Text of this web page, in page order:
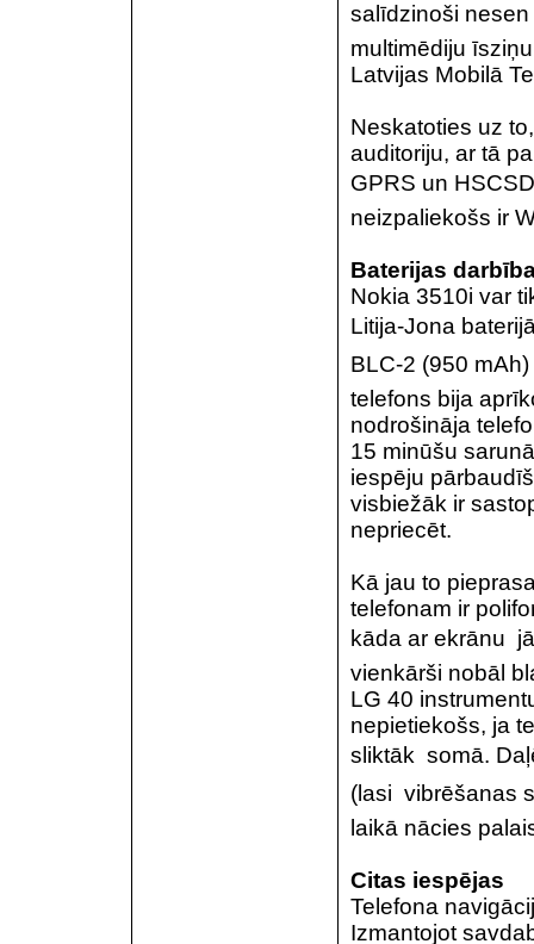
salīdzinoši nesen
multimēdiju
Latvijas Mobilā
Neskatoties uz
auditoriju, ar tā
GPRS un
neizpaliekošs ir
Baterijas
Nokia 3510i var
Litija-Jona
BLC-2 (950 mAh)
telefons bija
nodrošināja
15 minūšu
iespēju
visbiežāk ir
nepriecēt.
Kā jau to
telefonam ir
kāda ar ekrānu 
vienkārši nobāl
LG 40
nepietiekošs, ja
sliktāk  somā.
(lasi 
laikā nācies
Citas iespējas
Telefona
Izmantojot